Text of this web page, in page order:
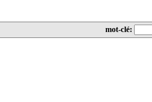
mot-clé: